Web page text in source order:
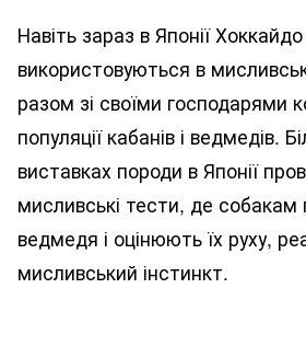
Навіть зараз в Японії Хоккайдо
використовуються в
разом зі своїми господарями
популяції кабанів і ведмедів.
виставках породи в Японії
мисливські тести, де
ведмедя і оцінюють їх руху,
мисливський інстинкт.